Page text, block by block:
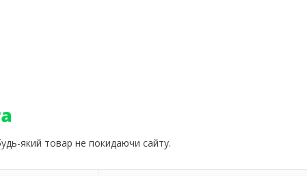
який товар не покидаючи сайту.